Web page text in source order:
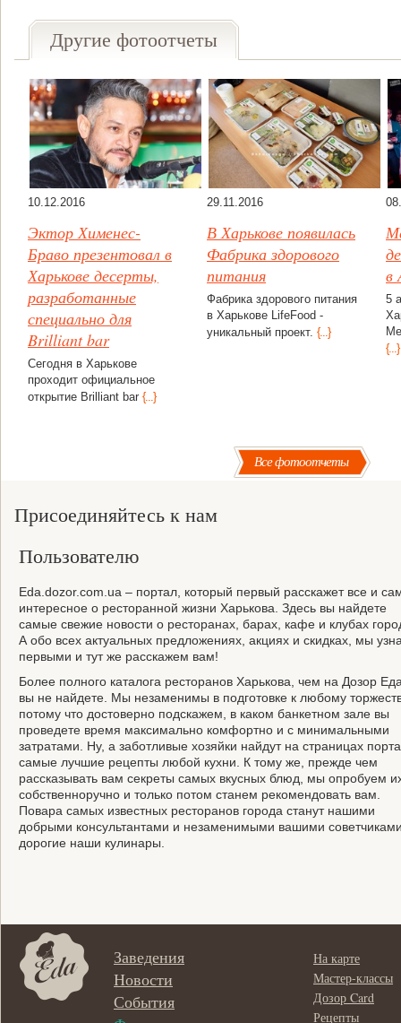
Другие фотоотчеты
10.12.2016
Эктор Хименес-
Браво презентовал в
Харькове десерты,
разработанные
специально для
Brilliant bar
Сегодня в Харькове
проходит официальное
открытие Brilliant bar {...}
29.11.2016
В Харькове появилась
Фабрика здорового
питания
Фабрика здорового питания
в Харькове LifeFood -
уникальный проект. {...}
в
5
{...}
Все фотоотчеты
Присоединяйтесь к нам
Пользователю
Eda.dozor.com.ua – портал, который первый расскажет все и
интересное о ресторанной жизни Харькова. Здесь вы найдете
самые свежие новости о ресторанах, барах, кафе и клубах
А обо всех актуальных предложениях, акциях и скидках, мы
первыми и тут же расскажем вам!
Более полного каталога ресторанов Харькова, чем на Дозор
вы не найдете. Мы незаменимы в подготовке к любому
потому что достоверно подскажем, в каком банкетном зале вы
проведете время максимально комфортно и с минимальными
затратами. Ну, а заботливые хозяйки найдут на страницах
самые лучшие рецепты любой кухни. К тому же, прежде чем
рассказывать вам секреты самых вкусных блюд, мы опробуем
собственноручно и только потом станем рекомендовать вам.
Повара самых известных ресторанов города станут нашими
добрыми консультантами и незаменимыми вашими
дорогие наши кулинары.
Заведения
Новости
События
На карте
Мастер-классы
Дозор Card
Рецепты